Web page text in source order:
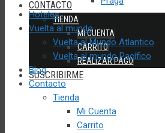
CONTACTO
TIENDA
MI CUENTA
CARRITO
REALIZAR PAGO
SUSCRIBIRME
Hoteles
Vuelta al mundo
Vuelta al Mundo Atlantico
Vuelta al mundo Pacífico
Blog
Contacto
Tienda
Mi Cuenta
Carrito